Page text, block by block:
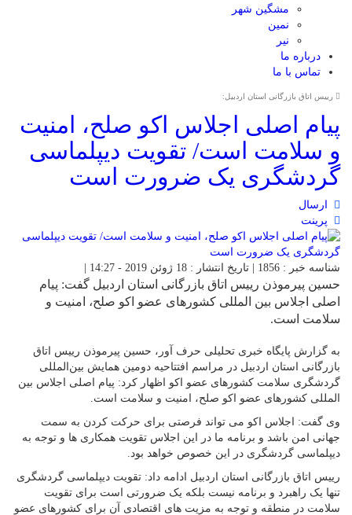
مشگین شهر
نمین
نیر
درباره ما
تماس با ما
رییس اتاق بازرگانی استان اردبیل:
پیام اصلی اجلاس اکو صلح، امنیت
و سلامت است/ تقویت دیپلماسی
گردشگری یک ضرورت است
ارسال
پرینت
شناسه خبر : 1856 | تاریخ انتشار : 18 ژوئن 2019 - 14:27 |
حسین پیرموذن رییس اتاق بازرگانی استان اردبیل گفت: پیام
اصلی اجلاس بین المللی کشورهای عضو اکو صلح، امنیت و
سلامت است.
به گزارش پایگاه خبری تحلیلی حرف آور، حسین پیرموذن رییس اتاق
بازرگانی استان اردبیل در مراسم افتتاحیه دومین همایش بین‌المللی
گردشگری سلامت کشورهای عضو اکو اظهار کرد: پیام اصلی اجلاس بین
المللی کشورهای عضو اکو صلح، امنیت و سلامت است.
وی گفت: اجلاس اکو می تواند فرصتی برای حرکت کردن به سمت
جهانی امن باشد و برنامه ما در این اجلاس تقویت همکاری ها و توجه به
دیپلماسی گردشگری در این خصوص خواهد بود.
رییس اتاق بازرگانی استان اردبیل ادامه داد: تقویت دیپلماسی گردشگری
تنها یک راهبرد و برنامه نیست بلکه یک ضرورتی است برای تقویت
سلامت در منطقه و توجه به مزیت های اقتصادی آن برای کشورهای عضو